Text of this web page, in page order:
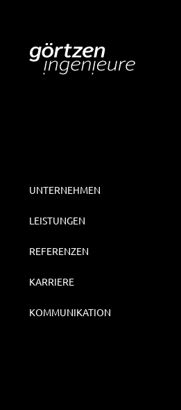
UNTERNEHMEN
LEISTUNGEN
REFERENZEN
KARRIERE
KOMMUNIKATION